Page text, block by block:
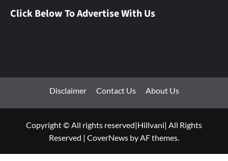
Click Below To Advertise With Us
Disclaimer Contact Us About Us
Copyright © All rights reserved|Hillvani| All Rights
Reserved | CoverNews by AF themes.